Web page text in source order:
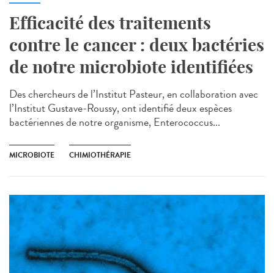
Efficacité des traitements
contre le cancer : deux bactéries
de notre microbiote identifiées
Des chercheurs de l’Institut Pasteur, en collaboration avec
l’Institut Gustave-Roussy, ont identifié deux espèces
bactériennes de notre organisme, Enterococcus...
MICROBIOTE CHIMIOTHÉRAPIE